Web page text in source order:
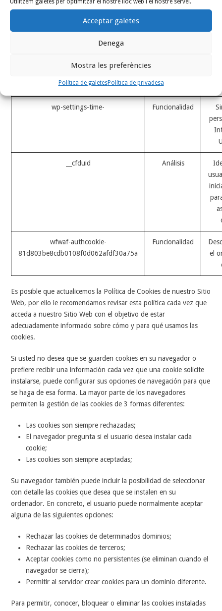
Utilitzem galetes per optimitzar el nostre lloc web i el nostre servei.
Acceptar galetes
Denega
Mostra les preferències
Política de galetesPolítica de privadesa
wp-settings-time- Funcionalidad
__cfduid Análisis
wfwaf-authcookie-
81d803be8cdb0108f0d062afdf30a75a
Funcionalidad
el
Es posible que actualicemos la Política de Cookies de nuestro Sitio
Web, por ello le recomendamos revisar esta política cada vez que
acceda a nuestro Sitio Web con el objetivo de estar
adecuadamente informado sobre cómo y para qué usamos las
cookies.
Si usted no desea que se guarden cookies en su navegador o
prefiere recibir una información cada vez que una cookie solicite
instalarse, puede configurar sus opciones de navegación para que
se haga de esa forma. La mayor parte de los navegadores
permiten la gestión de las cookies de 3 formas diferentes:
Las cookies son siempre rechazadas;
El navegador pregunta si el usuario desea instalar cada
cookie;
Las cookies son siempre aceptadas;
Su navegador también puede incluir la posibilidad de seleccionar
con detalle las cookies que desea que se instalen en su
ordenador. En concreto, el usuario puede normalmente aceptar
alguna de las siguientes opciones:
Rechazar las cookies de determinados dominios;
Rechazar las cookies de terceros;
Aceptar cookies como no persistentes (se eliminan cuando el
navegador se cierra);
Permitir al servidor crear cookies para un dominio diferente.
Para permitir, conocer, bloquear o eliminar las cookies instaladas